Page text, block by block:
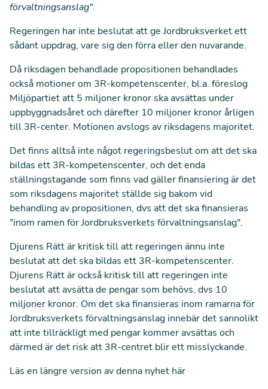
förvaltningsanslag".
Regeringen har inte beslutat att ge Jordbruksverket ett
sådant uppdrag, vare sig den förra eller den nuvarande.
Då riksdagen behandlade propositionen behandlades
också motioner om 3R-kompetenscenter, bl.a. föreslog
Miljöpartiet att 5 miljoner kronor ska avsättas under
uppbyggnadsåret och därefter 10 miljoner kronor årligen
till 3R-center. Motionen avslogs av riksdagens majoritet.
Det finns alltså inte något regeringsbeslut om att det ska
bildas ett 3R-kompetenscenter, och det enda
ställningstagande som finns vad gäller finansiering är det
som riksdagens majoritet ställde sig bakom vid
behandling av propositionen, dvs att det ska finansieras
"inom ramen för Jordbruksverkets förvaltningsanslag".
Djurens Rätt är kritisk till att regeringen ännu inte
beslutat att det ska bildas ett 3R-kompetenscenter.
Djurens Rätt är också kritisk till att regeringen inte
beslutat att avsätta de pengar som behövs, dvs 10
miljoner kronor. Om det ska finansieras inom ramarna för
Jordbruksverkets förvaltningsanslag innebär det sannolikt
att inte tillräckligt med pengar kommer avsättas och
därmed är det risk att 3R-centret blir ett misslyckande.
Läs en längre version av denna nyhet här